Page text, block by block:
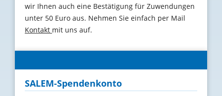
wir Ihnen auch eine Bestätigung für Zuwendungen
unter 50 Euro aus. Nehmen Sie einfach per Mail
Kontakt mit uns auf.
SALEM-Spendenkonto